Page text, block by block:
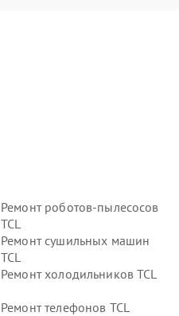
Ремонт роботов-пылесосов
TCL
Ремонт сушильных машин
TCL
Ремонт холодильников TCL
Ремонт телефонов TCL